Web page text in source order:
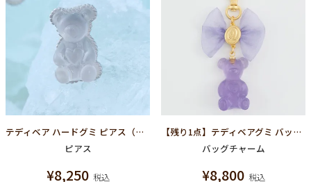
テディベア ハードグミ ピアス（シュガースノー）
ピアス
¥8,250 税込
【残り1点】テディベアグミ バッグチャーム(グレープ)
バッグチャーム
¥8,800 税込